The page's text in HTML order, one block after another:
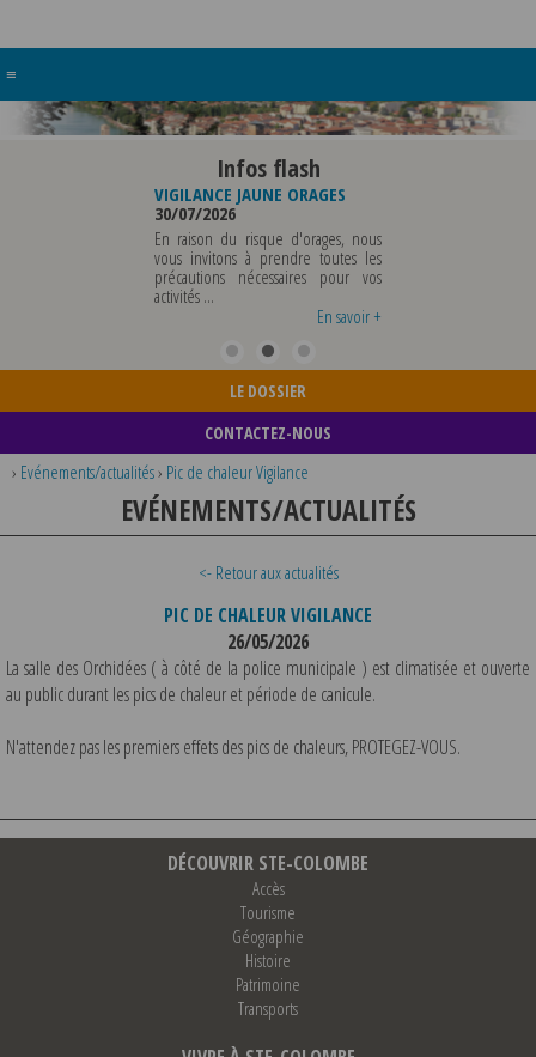
≡
Infos flash
VIGILANCE JAUNE ORAGES
30/07/2026
En raison du risque d'orages, nous
vous invitons à prendre toutes les
précautions nécessaires pour vos
activités ...
En savoir +
LE DOSSIER
CONTACTEZ-NOUS
› Evénements/actualités› Pic de chaleur Vigilance
EVÉNEMENTS/ACTUALITÉS
<- Retour aux actualités
PIC DE CHALEUR VIGILANCE
26/05/2026
La salle des Orchidées ( à côté de la police municipale ) est climatisée et ouverte
au public durant les pics de chaleur et période de canicule.
N'attendez pas les premiers effets des pics de chaleurs, PROTEGEZ-VOUS.
DÉCOUVRIR STE-COLOMBE
Accès
Tourisme
Géographie
Histoire
Patrimoine
Transports